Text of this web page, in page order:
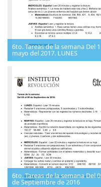
6to. Tareas de la semana Del
mayo del 2017. LUNES
6to. Tareas de la semana Del
de Septiembre de 2016